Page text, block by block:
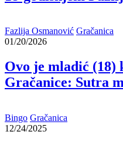
Fazlija Osmanović Gračanica
01/20/2026
Ovo je mladić (18)
Gračanice: Sutra
Bingo Gračanica
12/24/2025